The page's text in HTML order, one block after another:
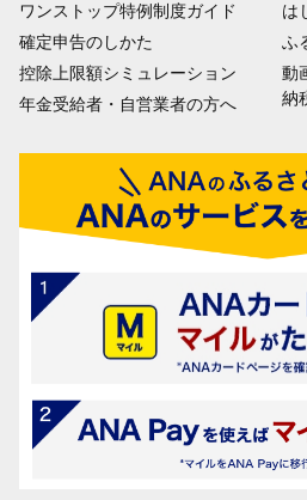
ワンストップ特例制度ガイド
確定申告のしかた
控除上限額シミュレーション
年金受給者・自営業者の方へ
は
ふ
動
納